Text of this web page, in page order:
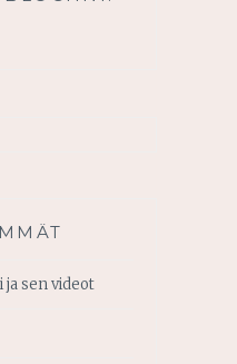
ja sen videot